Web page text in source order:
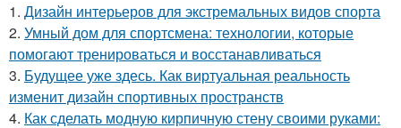
1. Дизайн интерьеров для экстремальных видов спорта
2. Умный дом для спортсмена: технологии, которые
помогают тренироваться и восстанавливаться
3. Будущее уже здесь. Как виртуальная реальность
изменит дизайн спортивных пространств
4. Как сделать модную кирпичную стену своими руками: